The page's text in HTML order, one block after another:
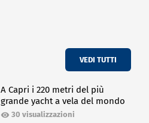
VEDI TUTTI
A Capri i 220 metri del più
grande yacht a vela del mondo
30 visualizzazioni